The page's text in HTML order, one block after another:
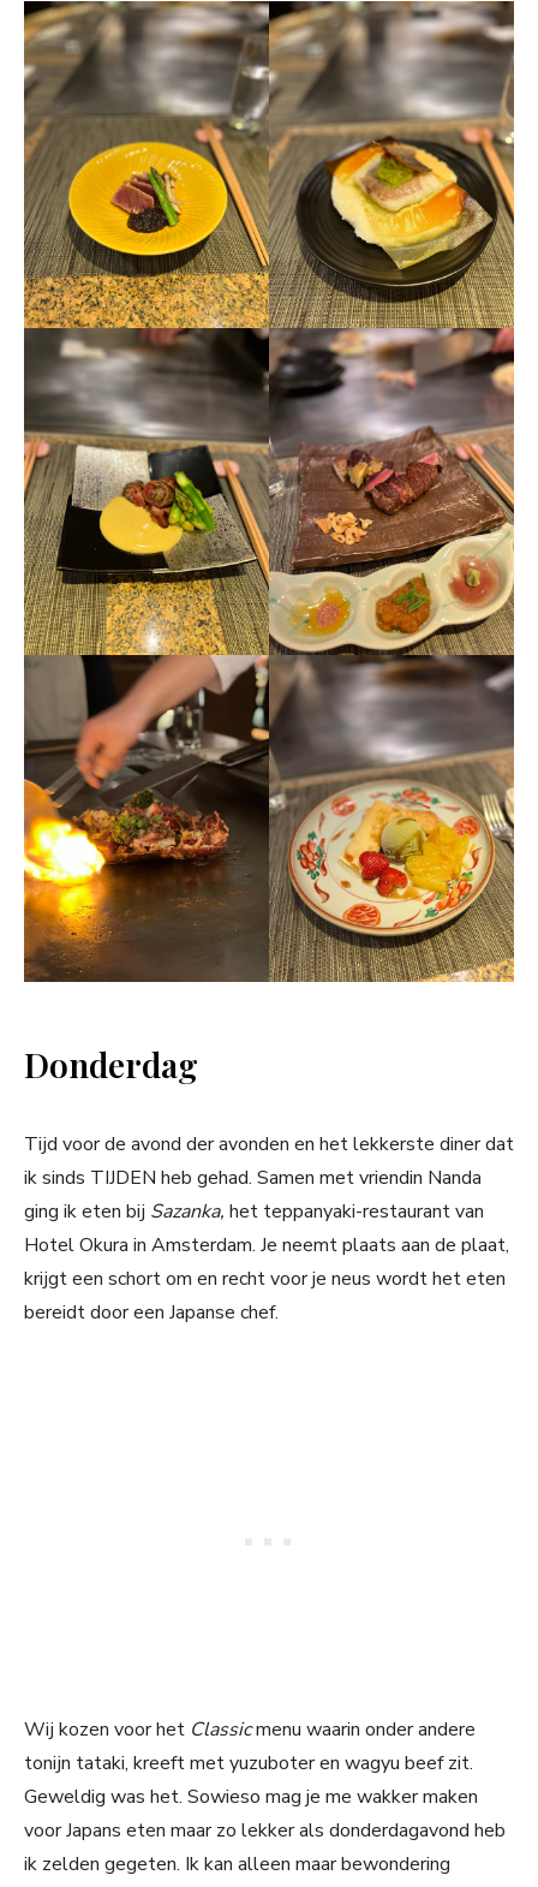
Donderdag
Tijd voor de avond der avonden en het lekkerste diner dat
ik sinds TIJDEN heb gehad. Samen met vriendin Nanda
ging ik eten bij Sazanka, het teppanyaki-restaurant van
Hotel Okura in Amsterdam. Je neemt plaats aan de plaat,
krijgt een schort om en recht voor je neus wordt het eten
bereidt door een Japanse chef.
Wij kozen voor het Classicmenu waarin onder andere
tonijn tataki, kreeft met yuzuboter en wagyu beef zit.
Geweldig was het. Sowieso mag je me wakker maken
voor Japans eten maar zo lekker als donderdagavond heb
ik zelden gegeten. Ik kan alleen maar bewondering